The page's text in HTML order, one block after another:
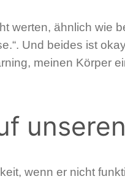
werten, ähnlich wie
Und beides ist
meinen Körper
wenn er nicht